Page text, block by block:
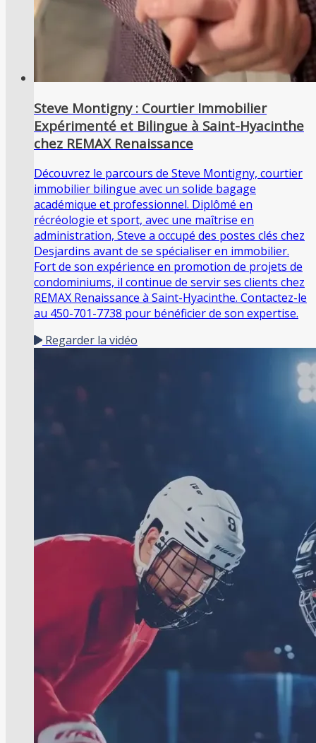
Steve Montigny : Courtier Immobilier
Expérimenté et Bilingue à Saint-Hyacinthe
chez REMAX Renaissance
Découvrez le parcours de Steve Montigny, courtier
immobilier bilingue avec un solide bagage
académique et professionnel. Diplômé en
récréologie et sport, avec une maîtrise en
administration, Steve a occupé des postes clés chez
Desjardins avant de se spécialiser en immobilier.
Fort de son expérience en promotion de projets de
condominiums, il continue de servir ses clients chez
REMAX Renaissance à Saint-Hyacinthe. Contactez-le
au 450-701-7738 pour bénéficier de son expertise.
Regarder la vidéo